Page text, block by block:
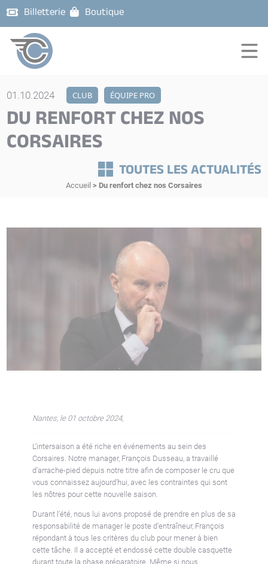
Billetterie Boutique
01.10.2024 CLUB ÉQUIPE PRO
DU RENFORT CHEZ NOS
CORSAIRES
TOUTES LES ACTUALITÉS
Accueil > Du renfort chez nos Corsaires
Nantes, le 01 octobre 2024,
L’intersaison a été riche en événements au sein des
Corsaires. Notre manager, François Dusseau, a travaillé
d’arrache-pied depuis notre titre afin de composer le cru que
vous connaissez aujourd’hui, avec les contraintes qui sont
les nôtres pour cette nouvelle saison.
Durant l’été, nous lui avons proposé de prendre en plus de sa
responsabilité de manager le poste d’entraîneur, François
répondant à tous les critères du club pour mener à bien
cette tâche. Il a accepté et endossé cette double casquette
durant toute la phase préparatoire. Même si nous